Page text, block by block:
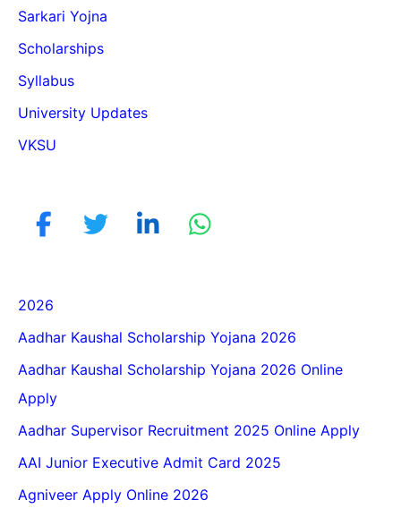
Sarkari Yojna
Scholarships
Syllabus
University Updates
VKSU
2026
Aadhar Kaushal Scholarship Yojana 2026
Aadhar Kaushal Scholarship Yojana 2026 Online
Apply
Aadhar Supervisor Recruitment 2025 Online Apply
AAI Junior Executive Admit Card 2025
Agniveer Apply Online 2026